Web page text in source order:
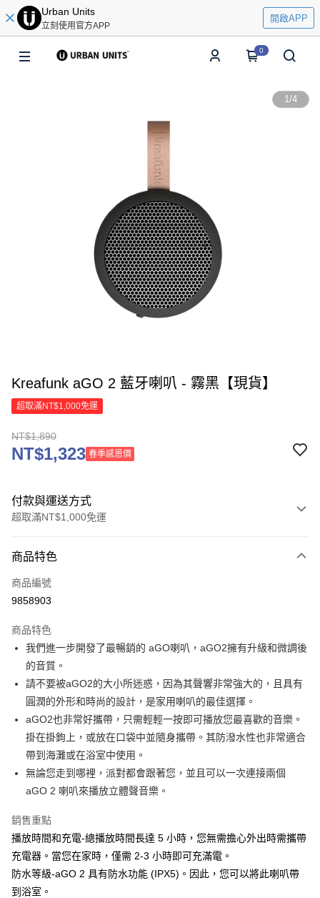
Urban Units
立刻使用官方APP
開啟APP
0
1/4
Kreafunk aGO 2 藍牙喇叭 - 霧黑【現貨】
超取滿NT$1,000免運
NT$1,890
NT$1,323 春季感恩價
付款與運送方式
超取滿NT$1,000免運
信用卡一次付款
信用卡分期付款
合作金庫商業銀行
華南商業銀行
彰化商業銀行
上海商業儲蓄銀行
國泰世華商業銀行
兆豐國際商業銀行
臺灣中小企業銀行
台中商業銀行
匯豐（台灣）商業銀行
華泰商業銀行
聯邦商業銀行
遠東國際商業銀行
元大商業銀行
永豐商業銀行
玉山商業銀行
台新國際商業銀行
中國信託商業銀行
台灣樂天信用卡公司
6 期 0 利率 每期
華南商業銀行
上海商業儲蓄銀行
台北富邦商業銀行
國泰世華商業銀行
兆豐國際商業銀行
臺灣中小企業銀行
台中商業銀行
匯豐（台灣）商業銀行
華泰商業銀行
聯邦商業銀行
元大商業銀行
玉山商業銀行
星展（台灣）商業銀行
台新國際商業銀行
LINE Pay
Apple Pay
ATM付款
運送方式
付款後全家取貨
每筆NT$80，滿NT$1,000(含以上)免運費
付款後7-11取貨
每筆NT$80，滿NT$1,000(含以上)免運費
黑貓宅急便
每筆NT$120，滿NT$1,000(含以上)免運費
商品特色
商品編號
9858903
商品特色
我們進一步開發了最暢銷的 aGO喇叭，aGO2擁有升級和微調後
的音質。
請不要被aGO2的大小所迷惑，因為其聲響非常強大的，且具有
圓潤的外形和時尚的設計，是家用喇叭的最佳選擇。
aGO2也非常好攜帶，只需輕輕一按即可播放您最喜歡的音樂。
掛在掛鉤上，或放在口袋中並隨身攜帶。其防潑水性也非常適合
帶到海灘或在浴室中使用。
無論您走到哪裡，派對都會跟著您，並且可以一次連接兩個
aGO 2 喇叭來播放立體聲音樂。
銷售重點
播放時間和充電-總播放時間長達 5 小時，您無需擔心外出時需攜帶
充電器。當您在家時，僅需 2-3 小時即可充滿電。
防水等級-aGO 2 具有防水功能 (IPX5)。因此，您可以將此喇叭帶
到浴室。